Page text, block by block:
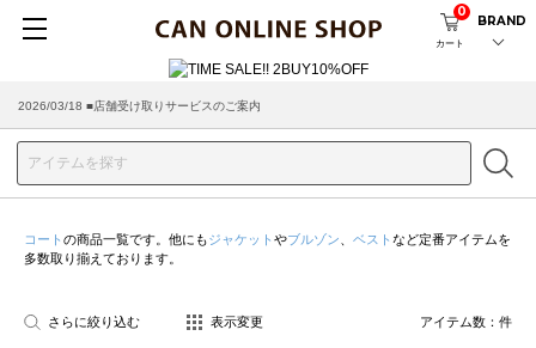
カート
0
BRAND
2026/03/18 ■店舗受け取りサービスのご案内
コート の商品一覧です。他にもジャケット やブルゾン ベスト など定番アイテムを
多数取り揃えております。
さらに絞り込む 表示変更 アイテム数： 件